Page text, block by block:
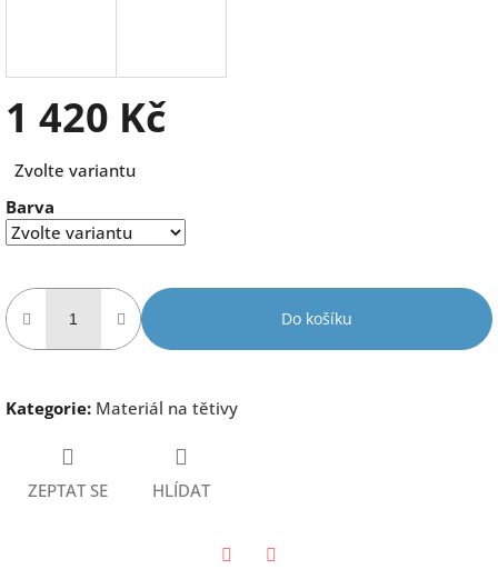
1 420 Kč
cena:
Zvolte variantu
Barva
Do košíku
Kategorie: Materiál na tětivy
ZEPTAT SE HLÍDAT